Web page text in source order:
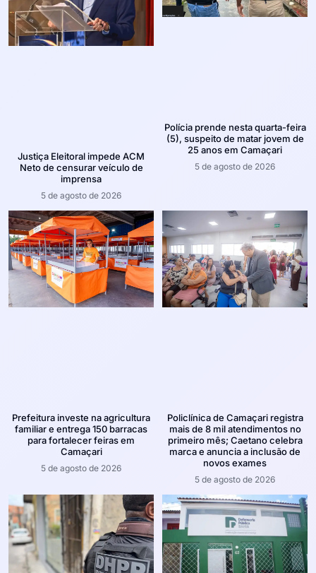
Justiça Eleitoral impede ACM
Neto de censurar veículo de
imprensa
5 de agosto de 2026
Polícia prende nesta quarta-feira
(5), suspeito de matar jovem de
25 anos em Camaçari
5 de agosto de 2026
Prefeitura investe na agricultura
familiar e entrega 150 barracas
para fortalecer feiras em
Camaçari
5 de agosto de 2026
Policlínica de Camaçari registra
mais de 8 mil atendimentos no
primeiro mês; Caetano celebra
marca e anuncia a inclusão de
novos exames
5 de agosto de 2026